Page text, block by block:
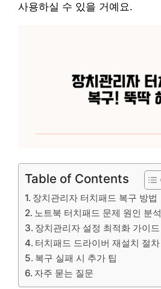
사용하실 수 있을 거예요.
Table of Contents
장치관리자 터치패드 복구 방법
노트북 터치패드 문제 원인 분석
장치관리자 설정 최적화 가이드
터치패드 드라이버 재설치 절차
복구 실패 시 추가 팁
자주 묻는 질문